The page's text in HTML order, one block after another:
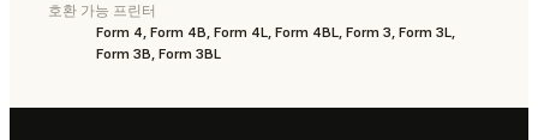
호환 가능 프린터
Form 4, Form 4B, Form 4L, Form 4BL, Form 3, Form 3L,
Form 3B, Form 3BL